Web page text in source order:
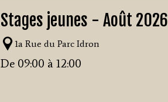
Stages jeunes - Août 2026
1a Rue du Parc Idron
De 09:00 à 12:00